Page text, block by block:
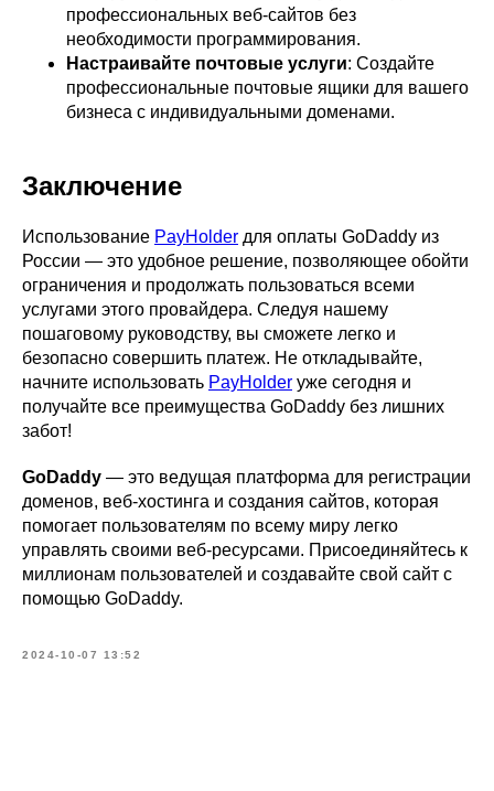
профессиональных веб-сайтов без
необходимости программирования.
Настраивайте почтовые услуги: Создайте
профессиональные почтовые ящики для вашего
бизнеса с индивидуальными доменами.
Заключение
Использование PayHolder для оплаты GoDaddy из
России — это удобное решение, позволяющее обойти
ограничения и продолжать пользоваться всеми
услугами этого провайдера. Следуя нашему
пошаговому руководству, вы сможете легко и
безопасно совершить платеж. Не откладывайте,
начните использовать PayHolder уже сегодня и
получайте все преимущества GoDaddy без лишних
забот!
GoDaddy — это ведущая платформа для регистрации
доменов, веб-хостинга и создания сайтов, которая
помогает пользователям по всему миру легко
управлять своими веб-ресурсами. Присоединяйтесь к
миллионам пользователей и создавайте свой сайт с
помощью GoDaddy.
2024-10-07 13:52